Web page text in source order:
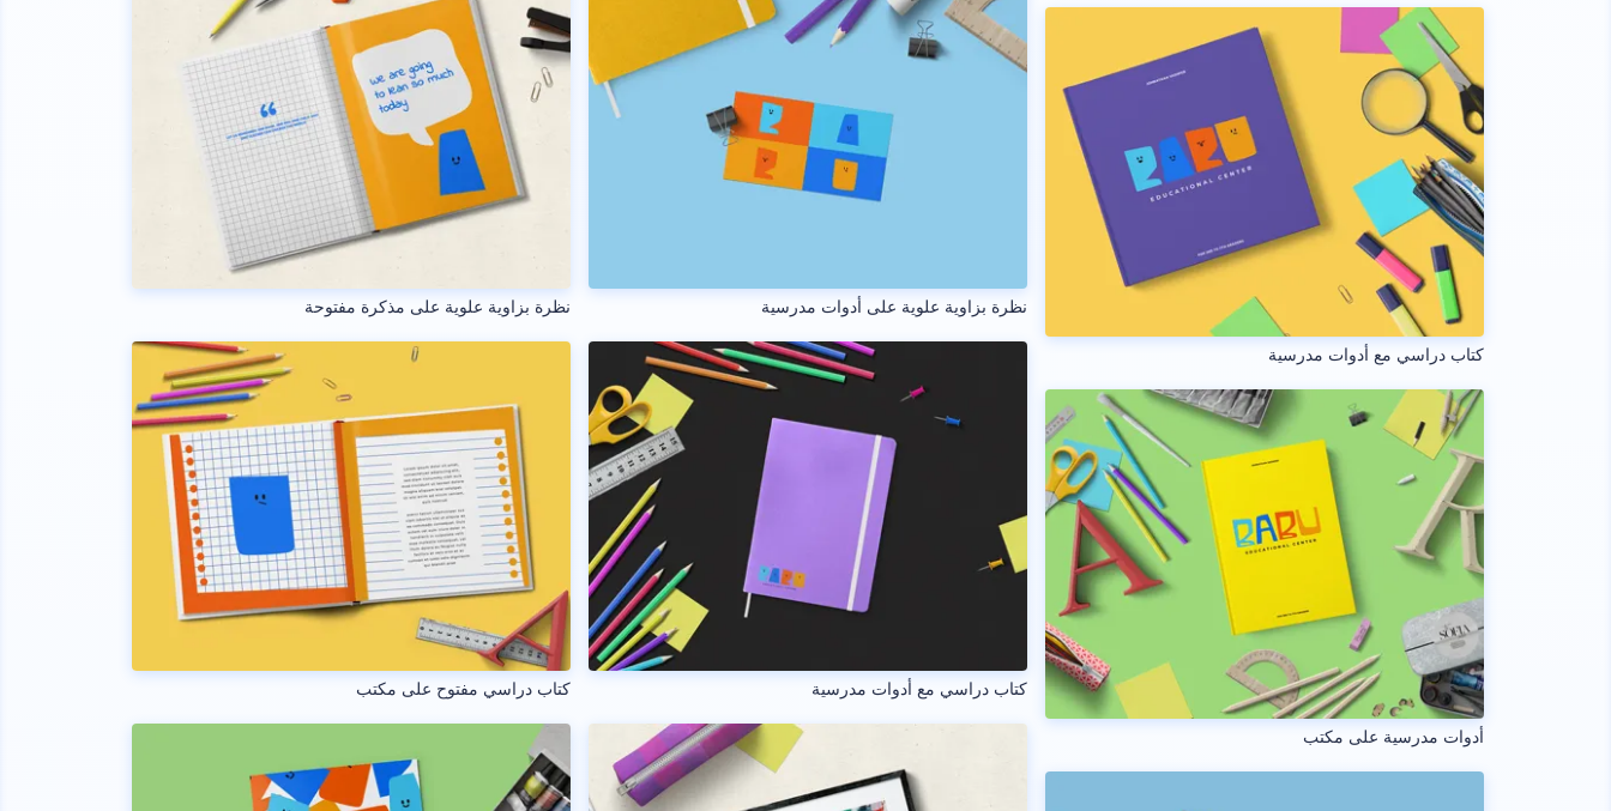
كتاب دراسي مع أدوات مدرسية
أدوات مدرسية على مكتب
نظرة بزاوية علوية على أدوات مدرسية
كتاب دراسي مع أدوات مدرسية
نظرة بزاوية علوية على مذكرة مفتوحة
كتاب دراسي مفتوح على مكتب